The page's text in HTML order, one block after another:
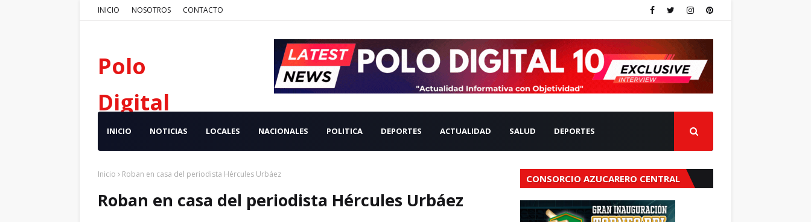
INICIO NOSOTROS CONTACTO
Polo
Digital
INICIO NOTICIAS LOCALES NACIONALES POLITICA DEPORTES ACTUALIDAD SALUD DEPORTES
Inicio Roban en casa del periodista Hércules Urbáez
Roban en casa del periodista Hércules Urbáez
CONSORCIO AZUCARERO CENTRAL